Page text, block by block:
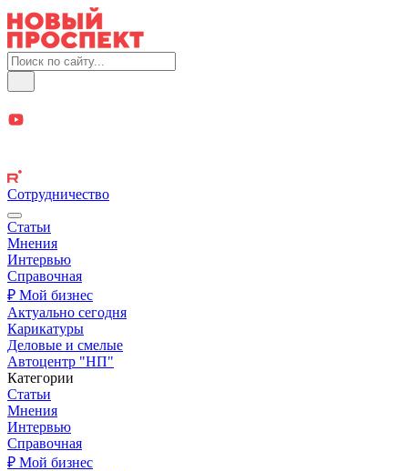
Сотрудничество
Статьи
Мнения
Интервью
Справочная
₽ Мой бизнес
Актуально сегодня
Карикатуры
Деловые и смелые
Автоцентр "НП"
Категории
Статьи
Мнения
Интервью
Справочная
₽ Мой бизнес